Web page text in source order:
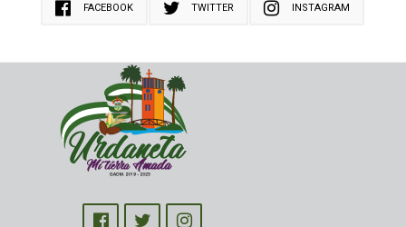
FACEBOOK TWITTER INSTAGRAM